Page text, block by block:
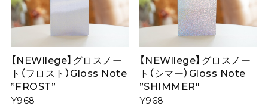
【NEWllege】グロスノー
ト（フロスト）Gloss Note
”FROST”
¥968
【NEWllege】グロスノー
ト（シマー）Gloss Note
”SHIMMER"
¥968